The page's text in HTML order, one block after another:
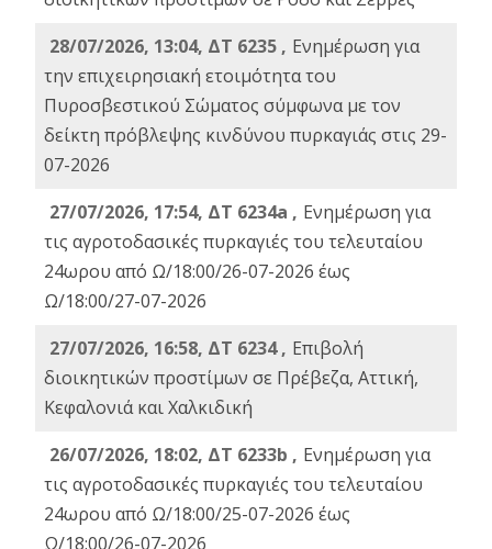
28/07/2026, 13:04, ΔΤ 6235 , Ενημέρωση για
την επιχειρησιακή ετοιμότητα του
Πυροσβεστικού Σώματος σύμφωνα με τον
δείκτη πρόβλεψης κινδύνου πυρκαγιάς στις 29-
07-2026
27/07/2026, 17:54, ΔΤ 6234a , Ενημέρωση για
τις αγροτοδασικές πυρκαγιές του τελευταίου
24ωρου από Ω/18:00/26-07-2026 έως
Ω/18:00/27-07-2026
27/07/2026, 16:58, ΔΤ 6234 , Eπιβολή
διοικητικών προστίμων σε Πρέβεζα, Αττική,
Κεφαλονιά και Χαλκιδική
26/07/2026, 18:02, ΔΤ 6233b , Ενημέρωση για
τις αγροτοδασικές πυρκαγιές του τελευταίου
24ωρου από Ω/18:00/25-07-2026 έως
Ω/18:00/26-07-2026